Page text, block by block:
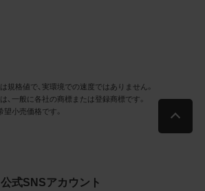
規約の記載事項は予告なく変更
があります。各データをダウン
品写真データ利用規約
格値で、実環境での速度ではありません。
一般に各社の商標または登録商標です。
小売価格です。
公式SNSアカウント